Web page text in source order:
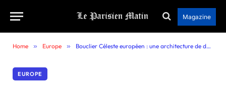
Magazine
Home » Europe » Bouclier Céleste européen : une architecture de défense intégrée pour protéger notre ciel
EUROPE